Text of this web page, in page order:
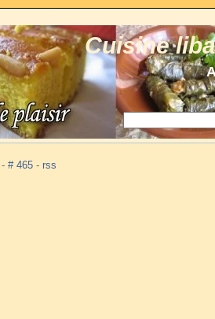
Cuisine
- # 465 - rss